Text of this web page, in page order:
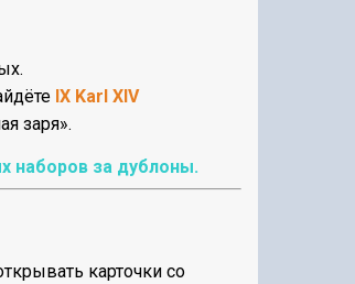
IX Karl XIV
заря».
наборов за дублоны.
карточки со